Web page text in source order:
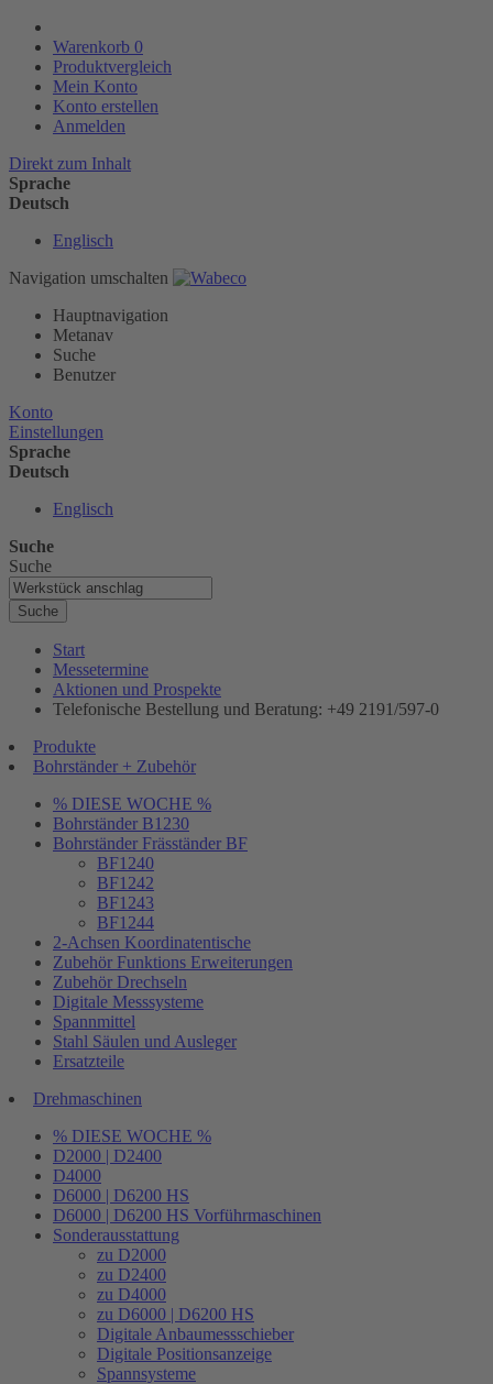
Warenkorb 0
Produktvergleich
Mein Konto
Konto erstellen
Anmelden
Direkt zum Inhalt
Sprache
Deutsch
Englisch
Navigation umschalten
Hauptnavigation
Metanav
Suche
Benutzer
Konto
Einstellungen
Sprache
Deutsch
Englisch
Suche
Suche
Suche
Start
Messetermine
Aktionen und Prospekte
Telefonische Bestellung und Beratung: +49 2191/597-0
Produkte
Bohrständer + Zubehör
% DIESE WOCHE %
Bohrständer B1230
Bohrständer Fräsständer BF
BF1240
BF1242
BF1243
BF1244
2-Achsen Koordinatentische
Zubehör Funktions Erweiterungen
Zubehör Drechseln
Digitale Messsysteme
Spannmittel
Stahl Säulen und Ausleger
Ersatzteile
Drehmaschinen
% DIESE WOCHE %
D2000 | D2400
D4000
D6000 | D6200 HS
D6000 | D6200 HS Vorführmaschinen
Sonderausstattung
zu D2000
zu D2400
zu D4000
zu D6000 | D6200 HS
Digitale Anbaumessschieber
Digitale Positionsanzeige
Spannsysteme